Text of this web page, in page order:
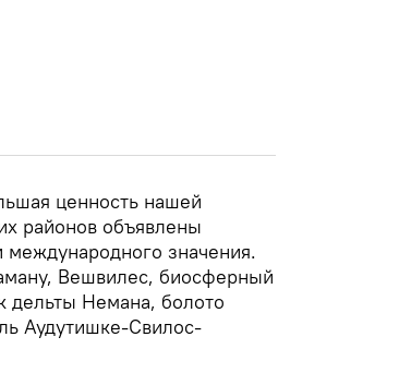
ценность нашей
районов объявлены
значения.
Вешвилес, биосферный
дельты Немана, болото
Аудутишке-Свилос-